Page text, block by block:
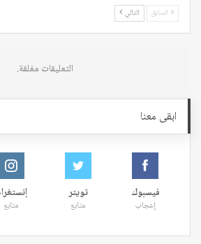
السابق التالي
التعليقات مغلقة.
ابقى معنا
فيسبوك
إعجاب
تويتر
متابع متابع